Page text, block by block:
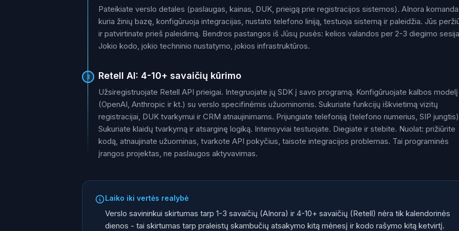
Pateikiate verslo detales (paslaugas, kainas, DUK, prieigą prie registracijos sistemos). AInora komanda
kuria žinių bazę, konfigūruoja integracijas, nustato telefono liniją, testuoja sistemą ir paleidžia. Jūs
ir patvirtinate prieš paleidimą. Bendros pastangos iš Jūsų pusės: kelios valandos per 2-3 diegimo
Jokio kodo, jokio techninio nustatymo, jokios infrastruktūros.
2 Retell AI: 4-10+ savaičių kūrimo
Užsiregistruojate Retell API prieigai. Integruojate jų SDK į savo programą. Konfigūruojate kalbos modelį
(OpenAI, Anthropic ir kt.) su verslo specifinėmis užuominomis. Sukuriate funkcijų iškvietimą vizitų
registracijai, DUK tvarkymui ir CRM atnaujinimams. Prijungiate telefoniją (telefono numerius, SIP
Sukuriate klaidų tvarkymą ir atsarginę logiką. Intensyviai testuojate. Diegiate ir stebite. Nuolat: prižiūrite
kodą, atnaujinate užuominas, tvarkote API pokyčius, taisote integracijos problemas. Tai programinės
įrangos projektas, ne paslaugos aktyvavimas.
Laiko iki vertės realybė
Verslo savininkui skirtumas tarp 1-3 savaičių (AInora) ir 4-10+ savaičių (Retell) nėra tik kalendorinės
dienos - tai skirtumas tarp praleistų skambučių atsakymo kitą mėnesį ir kodo rašymo kitą ketvirtį.